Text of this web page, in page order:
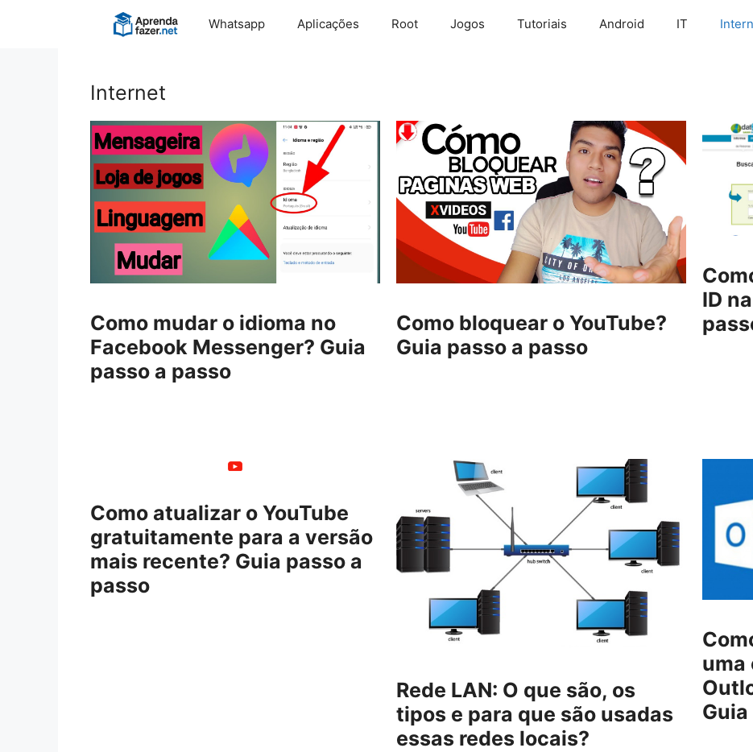
Whatsapp Aplicações Root Jogos Tutoriais Android IT
Internet
Como mudar o idioma no
Facebook Messenger? Guia
passo a passo
Como bloquear o YouTube?
Guia passo a passo
ID
Como atualizar o YouTube
gratuitamente para a versão
mais recente? Guia passo a
passo
Rede LAN: O que são, os
tipos e para que são usadas
essas redes locais?
uma